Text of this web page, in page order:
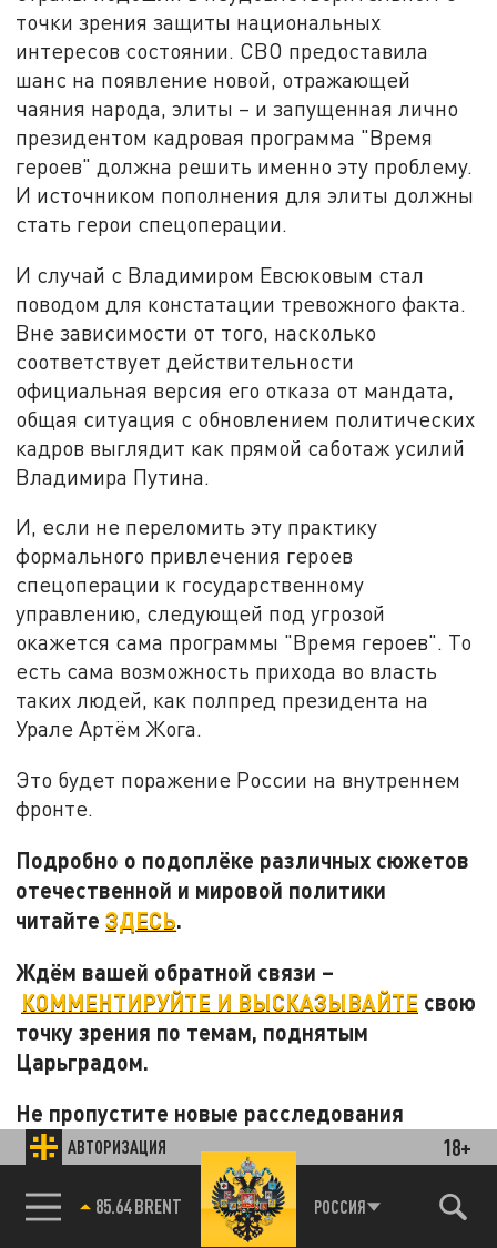
АВТОРИЗАЦИЯ 18+
85.64 BRENT РОССИЯ
точки зрения защиты национальных
интересов состоянии. СВО предоставила
шанс на появление новой, отражающей
чаяния народа, элиты – и запущенная лично
президентом кадровая программа "Время
героев" должна решить именно эту проблему.
И источником пополнения для элиты должны
стать герои спецоперации.
И случай с Владимиром Евсюковым стал
поводом для констатации тревожного факта.
Вне зависимости от того, насколько
соответствует действительности
официальная версия его отказа от мандата,
общая ситуация с обновлением политических
кадров выглядит как прямой саботаж усилий
Владимира Путина.
И, если не переломить эту практику
формального привлечения героев
спецоперации к государственному
управлению, следующей под угрозой
окажется сама программы "Время героев". То
есть сама возможность прихода во власть
таких людей, как полпред президента на
Урале Артём Жога.
Это будет поражение России на внутреннем
фронте.
Подробно о подоплёке различных сюжетов
отечественной и мировой политики
читайтеЗДЕСЬ.
Ждём вашей обратной связи –
КОММЕНТИРУЙТЕ И ВЫСКАЗЫВАЙТЕ свою
точку зрения по темам, поднятым
Царьградом.
Не пропустите новые расследования
"Первого русского":
"Папа кушать хочет": Дважды